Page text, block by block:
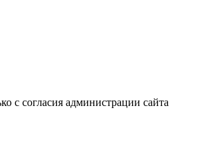
с согласия администрации сайта